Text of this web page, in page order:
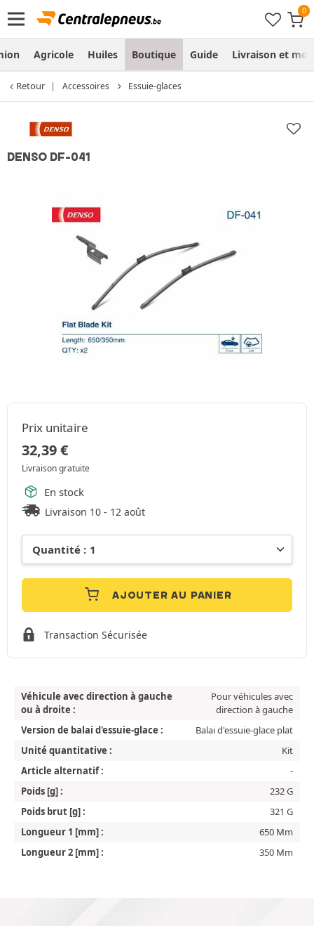
Agricole Huiles Boutique Guide Livraison et
Retour Accessoires Essuie-glaces
DENSO DF-041
Prix unitaire
32,39€
Livraison gratuite
En stock
Livraison 10 - 12 août
AJOUTER AU PANIER
Transaction Sécurisée
Véhicule avec direction à gauche
ou à droite :
Pour véhicules avec
direction à gauche
Version de balai d'essuie-glace :
Balai d'essuie-glace plat
Unité quantitative :
Kit
Article alternatif :
-
Poids [g] :
232 G
Poids brut [g] :
321 G
Longueur 1 [mm] :
650 Mm
Longueur 2 [mm] :
350 Mm